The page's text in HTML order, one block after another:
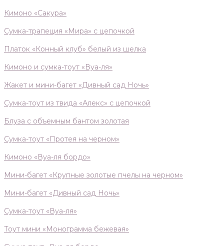
Кимоно «Сакура»
Сумка-трапеция «Мира» с цепочкой
Платок «Конный клуб» белый из шелка
Кимоно и сумка-тоут «Вуа-ля»
Жакет и мини-багет «Дивный сад Ночь»
Сумка-тоут из твида «Алекс» с цепочкой
Блуза с объемным бантом золотая
Сумка-тоут «Протея на черном»
Кимоно «Вуа-ля бордо»
Мини-багет «Крупные золотые пчелы на черном»
Мини-багет «Дивный сад Ночь»
Сумка-тоут «Вуа-ля»
Тоут мини «Монограмма бежевая»